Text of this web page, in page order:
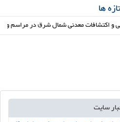
تازه ها
معدنی شمال شرق در مراسم
سایت